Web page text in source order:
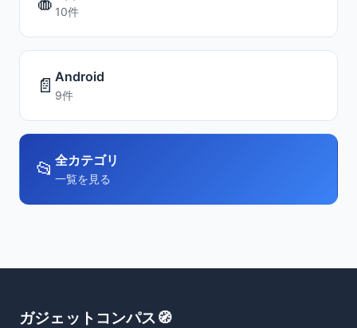
10件
📄 Android
9件
📂 全カテゴリ
一覧を見る
ガジェットコンパス🧭